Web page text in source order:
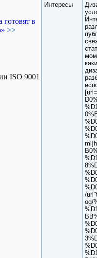
готовят в
>>
Интересы
[url=
/url"
og/